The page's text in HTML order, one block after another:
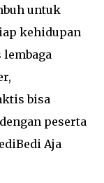
untuk
kehidupan
lembaga
bisa
peserta
Aja